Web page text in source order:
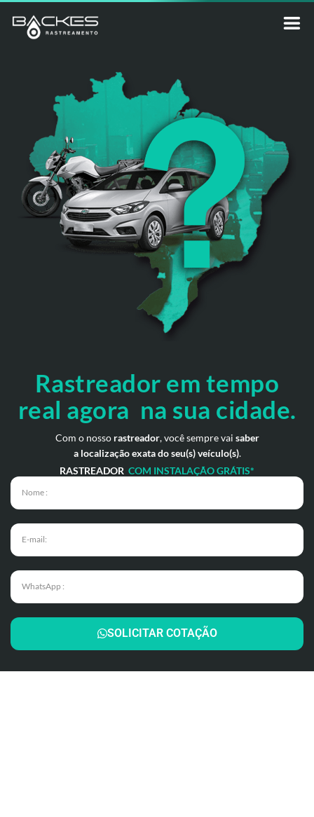
Rastreador em tempo
real agora na sua cidade.
Com o nosso rastreador, você sempre vai saber
a localização exata do seu(s) veículo(s).
RASTREADOR COM INSTALAÇÃO GRÁTIS*
SOLICITAR COTAÇÃO